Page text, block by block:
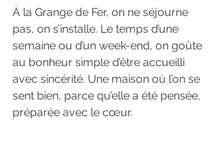
À la Grange de Fer, on ne séjourne
pas, on s’installe. Le temps d’une
semaine ou d’un week-end, on goûte
au bonheur simple d’être accueilli
avec sincérité. Une maison où l’on se
sent bien, parce qu’elle a été pensée,
préparée avec le cœur.